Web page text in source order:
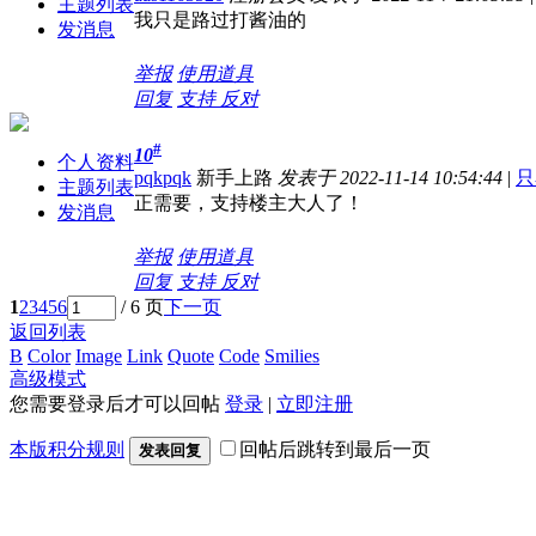
发消息
我只是路过打酱油的
举报 使用道具
回复 支持 反对
个人资料
主题列表
发消息
10#
pqkpqk 新手上路 发表于 2022-11-14 10:54:44 |
正需要，支持楼主大人了！
举报 使用道具
回复 支持 反对
123456 / 6 页下一页
返回列表
B Color Image Link Quote Code Smilies
高级模式
您需要登录后才可以回帖 登录 | 立即注册
本版积分规则 发表回复 回帖后跳转到最后一页